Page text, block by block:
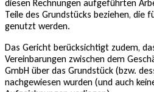
diesen Rechnungen aufgeführten
Teile des Grundstücks beziehen, die
genutzt werden.
Das Gericht berücksichtigt zudem,
Vereinbarungen zwischen dem
GmbH über das Grundstück (bzw.
nachgewiesen wurden (und auch